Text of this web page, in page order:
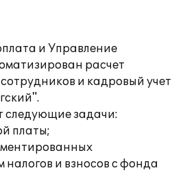
и Управление
расчет
и кадровый учет
задачи:
платы;
налогов и взносов с фонда